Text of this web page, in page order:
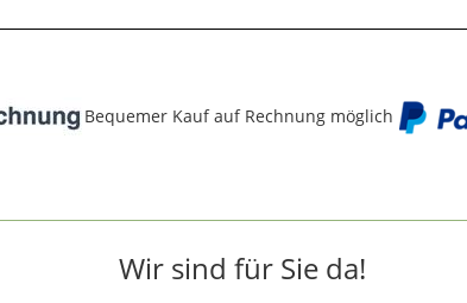
Bequemer Kauf auf Rechnung möglich
Wir sind für Sie da!